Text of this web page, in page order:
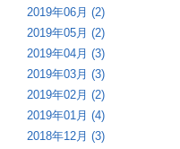
2019年06月 (2)
2019年05月 (2)
2019年04月 (3)
2019年03月 (3)
2019年02月 (2)
2019年01月 (4)
2018年12月 (3)